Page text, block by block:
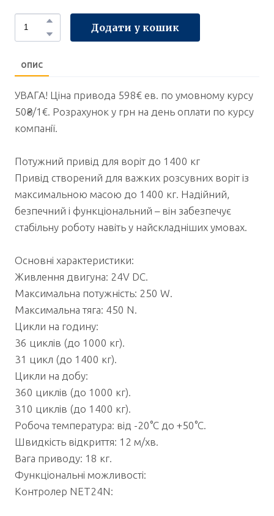
Додати у кошик
ОПИС
УВАГА! Ціна привода 598€ ев. по умовному курсу
50₴/1€. Розрахунок у грн на день оплати по курсу
компанії.
Потужний привід для воріт до 1400 кг
Привід створений для важких розсувних воріт із
максимальною масою до 1400 кг. Надійний,
безпечний і функціональний – він забезпечує
стабільну роботу навіть у найскладніших умовах.
Основні характеристики:
Живлення двигуна: 24V DC.
Максимальна потужність: 250 W.
Максимальна тяга: 450 N.
Цикли на годину:
36 циклів (до 1000 кг).
31 цикл (до 1400 кг).
Цикли на добу:
360 циклів (до 1000 кг).
310 циклів (до 1400 кг).
Робоча температура: від -20°C до +50°C.
Швидкість відкриття: 12 м/хв.
Вага приводу: 18 кг.
Функціональні можливості:
Контролер NET24N: